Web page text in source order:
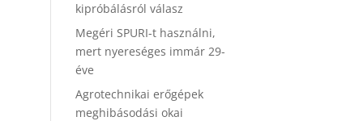
kipróbálásról válasz
Megéri SPURI-t használni,
mert nyereséges immár 29-
éve
Agrotechnikai erőgépek
meghibásodási okai